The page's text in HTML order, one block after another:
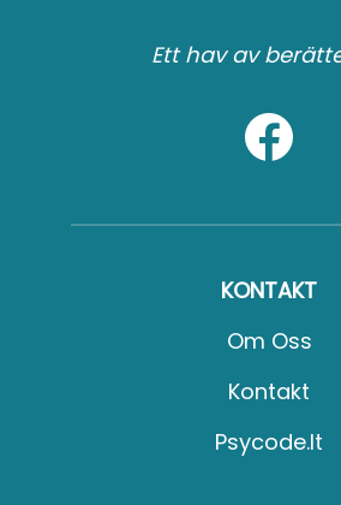
Ett hav av
KONTAKT
Om Oss
Kontakt
Psycode.it